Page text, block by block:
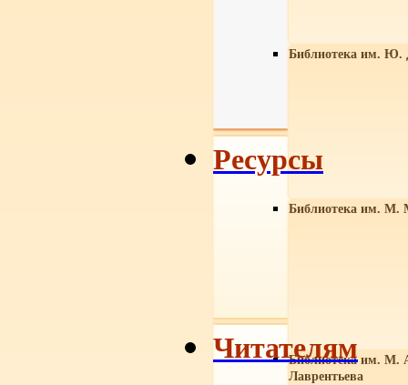
Библиотека им. Ю.
Библиотека им. М.
Библиотека им. М.
Лаврентьева
Ресурсы
Читателям